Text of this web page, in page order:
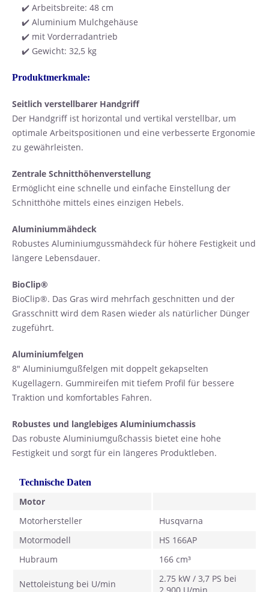
✔️ Arbeitsbreite: 48 cm
✔️ Aluminium Mulchgehäuse
✔️ mit Vorderradantrieb
✔️ Gewicht: 32,5 kg
Produktmerkmale:
Seitlich verstellbarer Handgriff
Der Handgriff ist horizontal und vertikal verstellbar, um
optimale Arbeitspositionen und eine verbesserte Ergonomie
zu gewährleisten.
Zentrale Schnitthöhenverstellung
Ermöglicht eine schnelle und einfache Einstellung der
Schnitthöhe mittels eines einzigen Hebels.
Aluminiummähdeck
Robustes Aluminiumgussmähdeck für höhere Festigkeit und
längere Lebensdauer.
BioClip®
BioClip®. Das Gras wird mehrfach geschnitten und der
Grasschnitt wird dem Rasen wieder als natürlicher Dünger
zugeführt.
Aluminiumfelgen
8" Aluminiumgußfelgen mit doppelt gekapselten
Kugellagern. Gummireifen mit tiefem Profil für bessere
Traktion und komfortables Fahren.
Robustes und langlebiges Aluminiumchassis
Das robuste Aluminiumgußchassis bietet eine hohe
Festigkeit und sorgt für ein längeres Produktleben.
Technische Daten
Motor
Motorhersteller
Husqvarna
Motormodell
HS 166AP
Hubraum
166 cm³
Nettoleistung bei U/min
2.75 kW / 3,7 PS bei